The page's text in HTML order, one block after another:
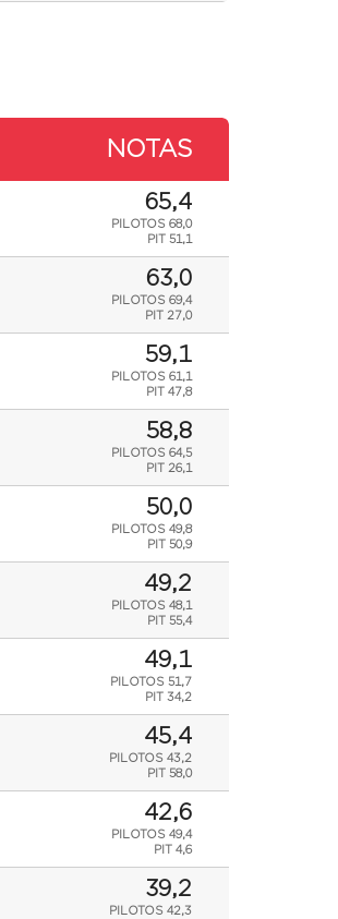
NOTAS
65,4
PILOTOS 68,0
PIT 51,1
63,0
PILOTOS 69,4
PIT 27,0
59,1
PILOTOS 61,1
PIT 47,8
58,8
PILOTOS 64,5
PIT 26,1
50,0
PILOTOS 49,8
PIT 50,9
49,2
PILOTOS 48,1
PIT 55,4
49,1
PILOTOS 51,7
PIT 34,2
45,4
PILOTOS 43,2
PIT 58,0
42,6
PILOTOS 49,4
PIT 4,6
39,2
PILOTOS 42,3